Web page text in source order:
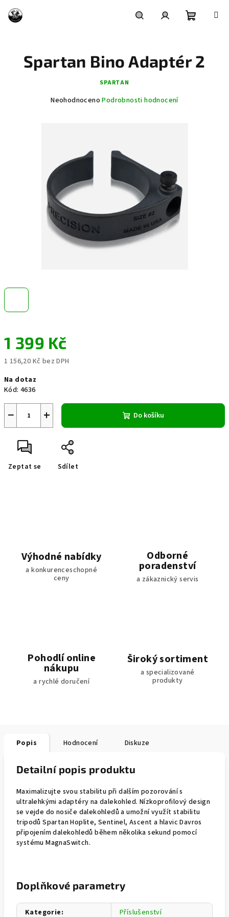
obsah
košík
1 399 Kč
1 156,20 Kč bez DPH
cena:
Na dotaz
Kód: 4636
+
− Do košíku
Zeptat se Sdílet
Spartan Bino Adaptér 2
SPARTAN
Průměrné
hvězdiček.
Neohodnoceno Podrobnosti hodnocení
Výhodné nabídky
a konkurenceschopné
ceny
Odborné
poradenství
a zákaznický servis
Pohodlí online
nákupu
a rychlé doručení
Široký sortiment
a specializované
produkty
Popis Hodnocení Diskuze
Detailní popis produktu
Maximalizujte svou stabilitu při dalším pozorování s
ultralehkými adaptéry na dalekohled. Nízkoprofilový design
se vejde do nosiče dalekohledů a umožní využít stabilitu
tripodů Spartan Hoplite, Sentinel, Ascent a hlavic Davros
připojením dalekohledů během několika sekund pomocí
systému MagnaSwitch.
Doplňkové parametry
Kategorie:
Příslušenství